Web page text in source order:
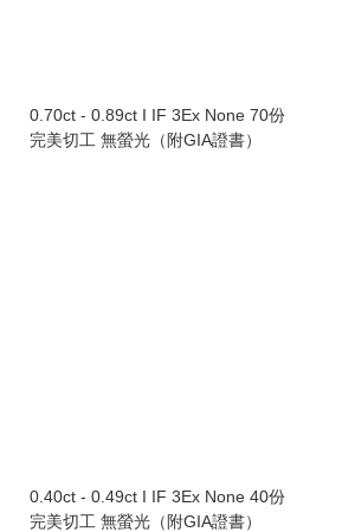
0.70ct - 0.89ct I IF 3Ex None 70份
完美切工 無螢光（附GIA證書）
0.40ct - 0.49ct I IF 3Ex None 40份
完美切工 無螢光（附GIA證書）